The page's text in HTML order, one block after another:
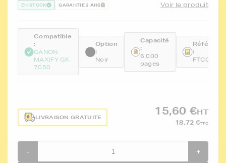
EN STOCK GARANTIE 2 ANS Voir le produit
Compatible
:
CANON
MAXIFY GX
7050
Option
:
Noir
Capacité
:
6 000
pages
:
LIVRAISON GRATUITE
15,60 €HT
18,72 €TTC
- +